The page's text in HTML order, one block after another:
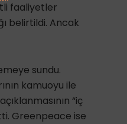
faaliyetler
belirtildi. Ancak
sundu.
kamuoyu ile
“iç
Greenpeace ise